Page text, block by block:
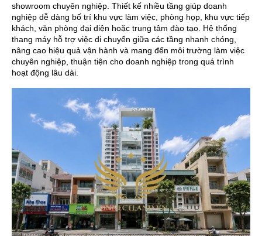
showroom chuyên nghiệp. Thiết kế nhiều tầng giúp doanh
nghiệp dễ dàng bố trí khu vực làm việc, phòng họp, khu vực tiếp
khách, văn phòng đại diện hoặc trung tâm đào tạo. Hệ thống
thang máy hỗ trợ việc di chuyển giữa các tầng nhanh chóng,
nâng cao hiệu quả vận hành và mang đến môi trường làm việc
chuyên nghiệp, thuận tiện cho doanh nghiệp trong quá trình
hoạt động lâu dài.